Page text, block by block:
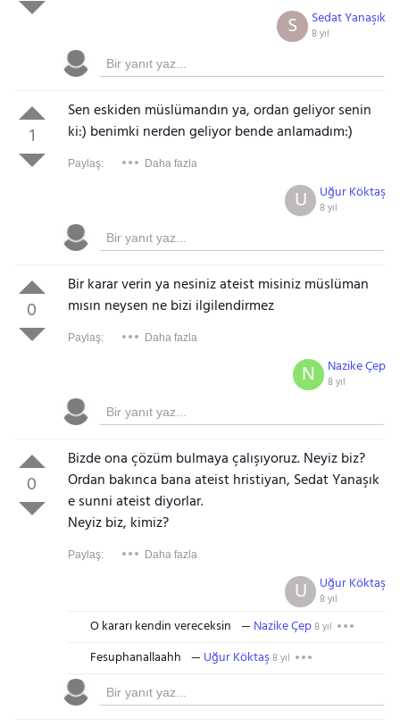
Sedat Yanaşık
8 yıl
S
1
Sen eskiden müslümandın ya, ordan geliyor senin
ki:) benimki nerden geliyor bende anlamadım:)
Paylaş: Daha fazla
Uğur Köktaş
8 yıl
U
0
Bir karar verin ya nesiniz ateist misiniz müslüman
mısın neysen ne bizi ilgilendirmez
Paylaş: Daha fazla
Nazike Çep
8 yıl
N
0
Bizde ona çözüm bulmaya çalışıyoruz. Neyiz biz?
Ordan bakınca bana ateist hristiyan, Sedat Yanaşık
e sunni ateist diyorlar.
Neyiz biz, kimiz?
Paylaş: Daha fazla
Uğur Köktaş
8 yıl
U
O kararı kendin vereceksin Nazike Çep8 yıl
Fesuphanallaahh Uğur Köktaş8 yıl